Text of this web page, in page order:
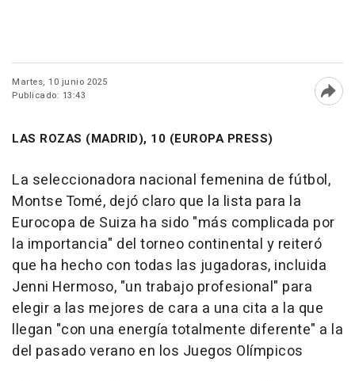
Martes, 10 junio 2025
Publicado: 13:43
LAS ROZAS (MADRID), 10 (EUROPA PRESS)
La seleccionadora nacional femenina de fútbol,
Montse Tomé, dejó claro que la lista para la
Eurocopa de Suiza ha sido "más complicada por
la importancia" del torneo continental y reiteró
que ha hecho con todas las jugadoras, incluida
Jenni Hermoso, "un trabajo profesional" para
elegir a las mejores de cara a una cita a la que
llegan "con una energía totalmente diferente" a la
del pasado verano en los Juegos Olímpicos